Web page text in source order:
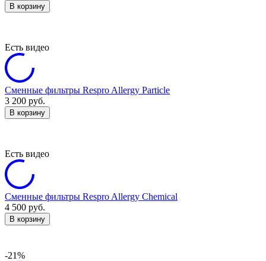
В корзину
Есть видео
Сменные фильтры Respro Allergy Particle
3 200 руб.
В корзину
Есть видео
Сменные фильтры Respro Allergy Chemical
4 500 руб.
В корзину
-21%